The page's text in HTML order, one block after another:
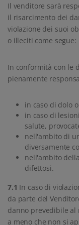
Il venditore sarà
il risarcimento dei
violazione dei suoi
o illeciti come segue:
In conformità con le
pienamente
in caso di dolo
in caso di
salute,
nell'ambito di
diversamente
nell'ambito
difettosi.
7.1 In caso di
da parte del
danno prevedibile al
a meno che non si